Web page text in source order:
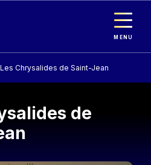
MENU
Les Chrysalides de Saint-Jean
de